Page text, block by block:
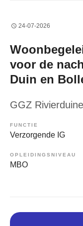
24-07-2026
voor de
Duin en
GGZ
FUNCTIE
Verzorgende IG
OPLEIDINGSNIVEAU
MBO